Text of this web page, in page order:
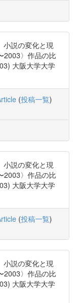
小説の変化と現
2003〉作品の比
大阪大学大学
(投稿一覧)
小説の変化と現
2003〉作品の比
大阪大学大学
(投稿一覧)
小説の変化と現
2003〉作品の比
大阪大学大学